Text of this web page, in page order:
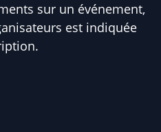
sur un événement,
est indiquée